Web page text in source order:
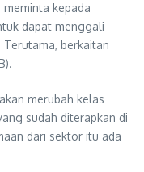
meminta kepada
dapat menggali
Terutama, berkaitan
merubah kelas
sudah diterapkan di
dari sektor itu ada